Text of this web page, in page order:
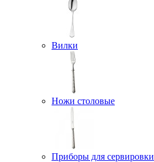
Вилки
Ножи столовые
Приборы для сервировки